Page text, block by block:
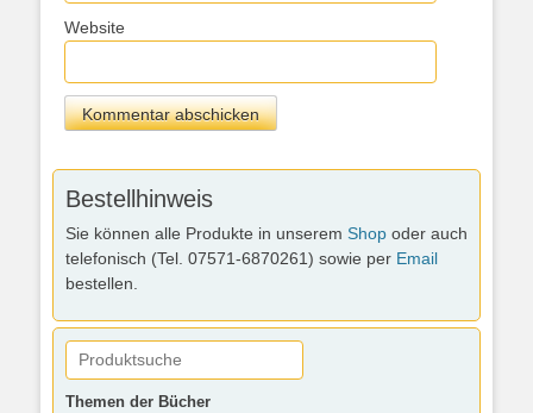
Website
Bestellhinweis
Sie können alle Produkte in unserem Shop oder auch
telefonisch (Tel. 07571-6870261) sowie per Email
bestellen.
Themen der Bücher